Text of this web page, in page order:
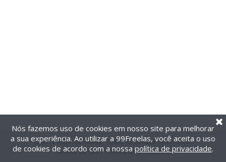
@2014-2026 99Freelas. Todos os direitos reservados.
Termos de uso| Política de privacidade
Nós fazemos uso de cookies em nosso site para melhorar
a sua experiência. Ao utilizar a 99Freelas, você aceita o uso
de cookies de acordo com a nossa política de privacidade.